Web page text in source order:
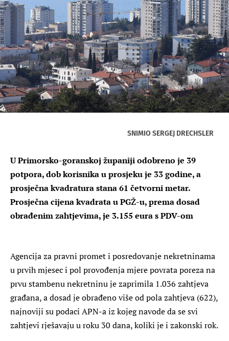
SNIMIO SERGEJ DRECHSLER
U Primorsko-goranskoj županiji odobreno je 39
potpora, dob korisnika u prosjeku je 33 godine, a
prosječna kvadratura stana 61 četvorni metar.
Prosječna cijena kvadrata u PGŽ-u, prema dosad
obrađenim zahtjevima, je 3.155 eura s PDV-om
Agencija za pravni promet i posredovanje nekretninama
u prvih mjesec i pol provođenja mjere povrata poreza na
prvu stambenu nekretninu je zaprimila 1.036 zahtjeva
građana, a dosad je obrađeno više od pola zahtjeva (622),
najnoviji su podaci APN-a iz kojeg navode da se svi
zahtjevi rješavaju u roku 30 dana, koliki je i zakonski rok.